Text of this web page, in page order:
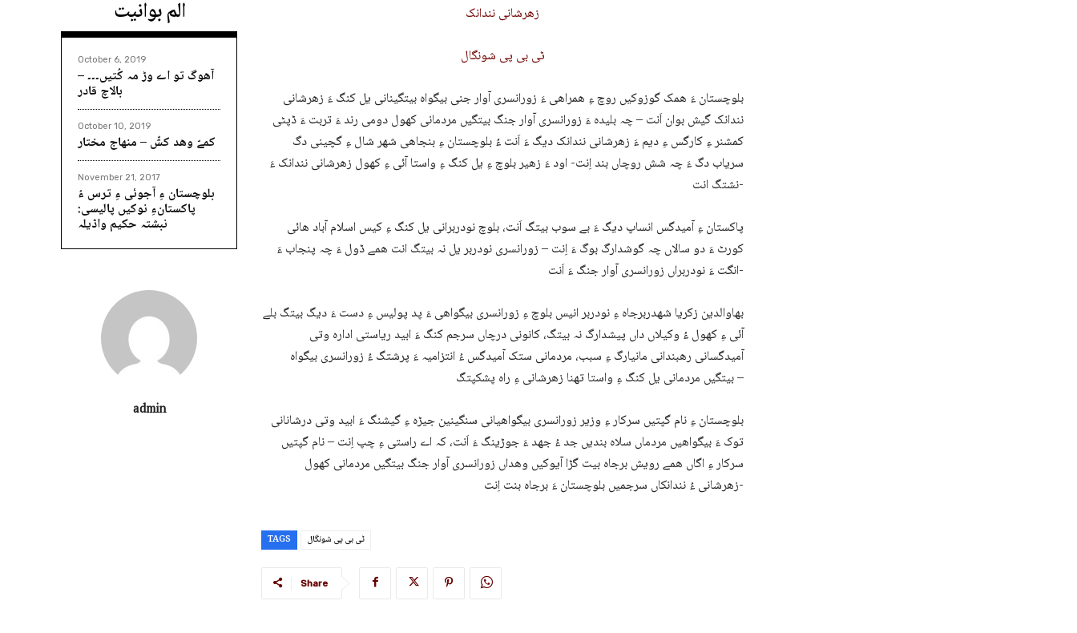
الم بوانیت
October 6, 2019
آھوگ تو اے وڑ مہ کُتیں۔۔۔ –
بالاچ قادر
October 10, 2019
کمےّ وھد کشّ – منھاج مختار
November 21, 2017
بلوچستان ءِ آجوئی ءِ ترس ءُ
پاکستانءِ نوکیں پالیسی:
نبشتہ حکیم واڈیلہ
admin
زھرشانی نندانک
ٹی بی پی شونگال
بلوچستان ءَ ھمک گوزوکیں روچ ءِ ھمراھی ءَ زورانسری آوار جنی بیگواہ بیتگینانی یل کنگ ءَ زھرشانی
نندانک گیش بوان اَنت – چہ بلیدہ ءَ زورانسری آوار جنگ بیتگیں مردمانی کھول دومی رند ءَ تربت ءَ ڈپٹی
کمشنر ءِ کارگس ءِ دیم ءَ زھرشانی نندانک دیگ ءَ اَنت ءُ بلوچستان ءِ بنجاھی شھر شال ءِ گچینی دگ
سریاب دگ ءَ چہ شش روچاں بند اِنت- اود ءَ زھیر بلوچ ءِ یل کنگ ءِ واستا آئی ءِ کھول زھرشانی نندانک ءَ
نشتگ انت-
پاکستان ءِ آمیدگس انساپ دیگ ءَ بے سوب بیتگ اَنت، بلوچ نودربرانی یل کنگ ءِ کیس اسلام آباد ھائی
کورٹ ءَ دو سالاں چہ گوشدارگ بوگ ءَ اِنت – زورانسری نودربر یل نہ بیتگ انت ھمے ڈول ءَ چہ پنجاب ءَ
انگت ءَ نودربراں زورانسری آوار جنگ ءَ اَنت-
بھاوالدین زکریا شھدربرجاہ ءِ نودربر انیس بلوچ ءِ زورانسری بیگواھی ءَ پد پولیس ءِ دست ءَ دیگ بیتگ بلے
آئی ءِ کھول ءُ وکیلاں داں پیشدارگ نہ بیتگ، کانونی درچاں سرجم کنگ ءَ ابید ریاستی ادارہ وتی
آمیدگسانی رھبندانی مانیارگ ءِ سبب، مردمانی ستک آمیدگس ءُ انتزامیہ ءَ پرشتگ ءُ زورانسری بیگواہ
بیتگیں مردمانی یل کنگ ءِ واستا تھنا زھرشانی ءِ راہ پشکپتگ –
بلوچستان ءِ نام گپتیں سرکار ءِ وزیر زورانسری بیگواھیانی سنگینین جیڑہ ءِ گیشنگ ءَ ابید وتی درشانانی
توک ءَ بیگواھیں مردماں سلاہ بندیں جد ءُ جھد ءَ جوڑینگ ءَ اَنت، کہ اے راستی ءِ چپ اِنت – نام گپتیں
سرکار ءِ اگاں ھمے رویش برجاہ بیت گڑا آیوکیں وھداں زورانسری آوار جنگ بیتگیں مردمانی کھول
زھرشانی ءُ نندانکاں سرجمیں بلوچستان ءَ برجاہ بنت اِنت-
TAGS ٹی بی پی شونگال
Share